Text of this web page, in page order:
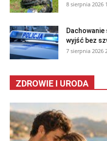
8 sierpnia 2026
Dachowanie
wyjść bez
7 sierpnia 2026
ZDROWIE I URODA